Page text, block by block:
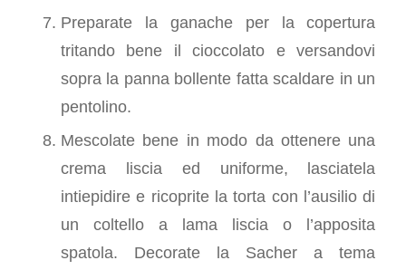
Preparate la ganache per la copertura
tritando bene il cioccolato e versandovi
sopra la panna bollente fatta scaldare in un
pentolino.
Mescolate bene in modo da ottenere una
crema liscia ed uniforme, lasciatela
intiepidire e ricoprite la torta con l’ausilio di
un coltello a lama liscia o l’apposita
spatola. Decorate la Sacher a tema